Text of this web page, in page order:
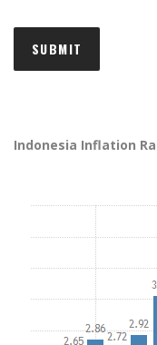
Indonesia Inflation